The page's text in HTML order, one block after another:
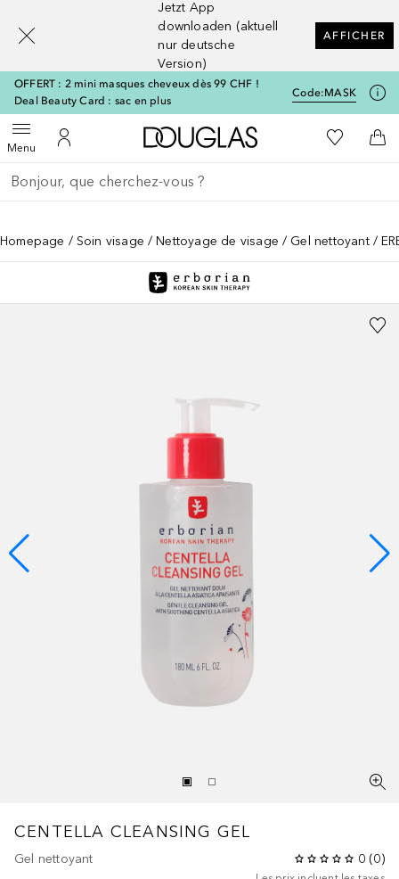
Jetzt App
downloaden (aktuell
nur deutsche
Version)
AFFICHER
OFFERT : 2 mini masques cheveux dès 99 CHF !
Deal Beauty Card : sac en plus
Code:MASK
MenuOuvrir le menuVers Mon Compte
Vers l'accueil Douglas
Vers Ma
Retourner
Exécuter la recherche
Homepage Soin visage Nettoyage de visage Gel nettoyant
CENTELLA CLEANSING GEL
Gel nettoyant 0 (0)
[navigation.slideout.screenreader]